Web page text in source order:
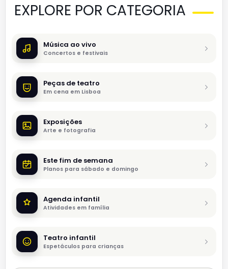
EXPLORE POR CATEGORIA
Música ao vivo
Concertos e festivais
Peças de teatro
Em cena em Lisboa
Exposições
Arte e fotografia
Este fim de semana
Planos para sábado e domingo
Agenda infantil
Atividades em família
Teatro infantil
Espetáculos para crianças